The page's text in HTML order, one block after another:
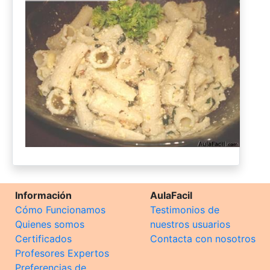
Información
Cómo Funcionamos
Quienes somos
Certificados
Profesores Expertos
AulaFacil
Testimonios de
nuestros usuarios
Contacta con nosotros